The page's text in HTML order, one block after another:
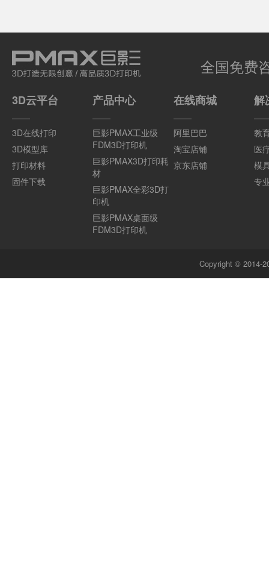
全国免费
3D云平台
3D在线打印
3D模型库
打印材料
固件下载
产品中心
巨影PMAX工业级
FDM3D打印机
巨影PMAX3D打印耗
材
巨影PMAX全彩3D打
印机
巨影PMAX桌面级
FDM3D打印机
在线商城
阿里巴巴
淘宝店铺
京东店铺
解
教
医
模
专
Copyright © 2014-